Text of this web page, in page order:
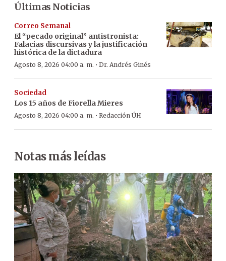
Últimas Noticias
Correo Semanal
El “pecado original” antistronista:
Falacias discursivas y la justificación
histórica de la dictadura
Agosto 8, 2026 04:00 a. m. · Dr. Andrés Ginés
Sociedad
Los 15 años de Fiorella Mieres
Agosto 8, 2026 04:00 a. m. · Redacción ÚH
Notas más leídas